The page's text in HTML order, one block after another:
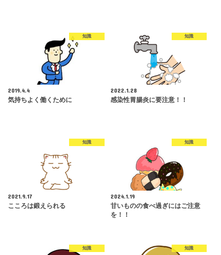
知識
2019.4.4
気持ちよく働くために
知識
2022.1.28
感染性胃腸炎に要注意！！
知識
2021.9.17
こころは鍛えられる
知識
2024.1.19
甘いものの食べ過ぎにはご注意
を！！
知識 知識